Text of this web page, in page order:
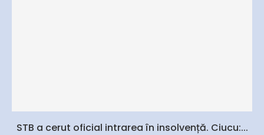
STB a cerut oficial intrarea în insolvență. Ciucu:...